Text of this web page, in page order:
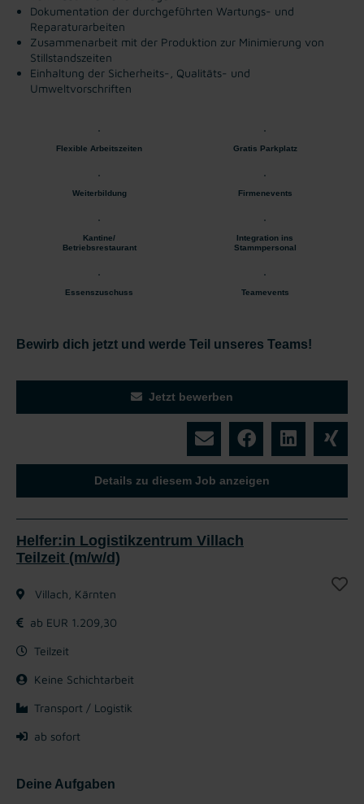
Dokumentation der durchgeführten Wartungs- und
Reparaturarbeiten
Zusammenarbeit mit der Produktion zur Minimierung von
Stillstandszeiten
Einhaltung der Sicherheits-, Qualitäts- und
Umweltvorschriften
Flexible Arbeitszeiten Gratis Parkplatz
Weiterbildung Firmenevents
Kantine/
Betriebsrestaurant
Integration ins
Stammpersonal
Essenszuschuss Teamevents
Bewirb dich jetzt und werde Teil unseres Teams!
Jetzt bewerben
Details zu diesem Job anzeigen
Helfer:in Logistikzentrum Villach
Teilzeit (m/w/d)
Villach, Kärnten
ab EUR 1.209,30
Teilzeit
Keine Schichtarbeit
Transport / Logistik
ab sofort
Deine Aufgaben